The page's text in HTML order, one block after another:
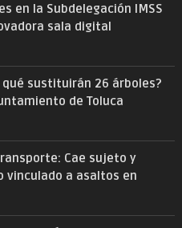
en la Subdelegación IMSS
sala digital
qué sustituirán 26 árboles?
de Toluca
Cae sujeto y
vinculado a asaltos en